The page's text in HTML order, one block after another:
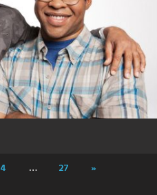
4 … 27 »